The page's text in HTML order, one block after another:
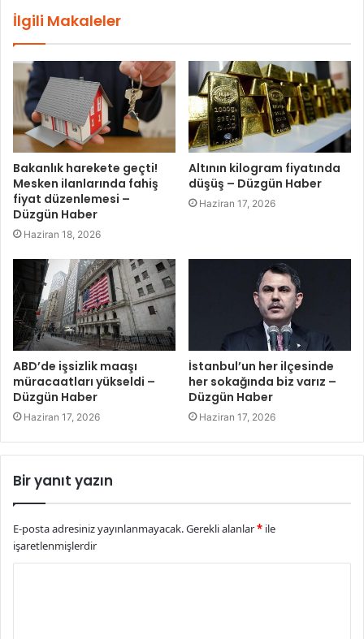
İlgili Makaleler
Bakanlık harekete geçti!
Mesken ilanlarında fahiş
fiyat düzenlemesi –
Düzgün Haber
Haziran 18, 2026
Altının kilogram fiyatında
düşüş – Düzgün Haber
Haziran 17, 2026
ABD’de işsizlik maaşı
müracaatları yükseldi –
Düzgün Haber
Haziran 17, 2026
İstanbul’un her ilçesinde
her sokağında biz varız –
Düzgün Haber
Haziran 17, 2026
Bir yanıt yazın
E-posta adresiniz yayınlanmayacak.Gerekli alanlar* ile
işaretlenmişlerdir